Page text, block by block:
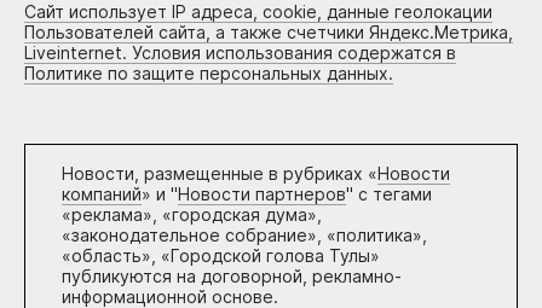
Сайт использует IP адреса, cookie, данные геолокации
Пользователей сайта, а также счетчики Яндекс.Метрика,
Liveinternet. Условия использования содержатся в
Политике по защите персональных данных.
Новости, размещенные в рубриках «Новости
компаний» и "Новости партнеров" с тегами
«реклама», «городская дума»,
«законодательное собрание», «политика»,
«область», «Городской голова Тулы»
публикуются на договорной, рекламно-
информационной основе.